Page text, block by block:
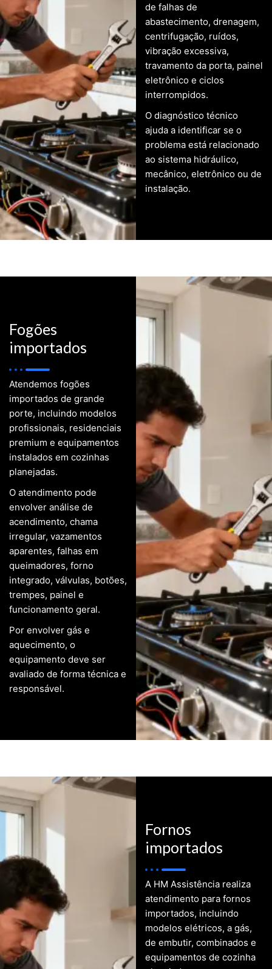
de falhas de
abastecimento, drenagem,
centrifugação, ruídos,
vibração excessiva,
travamento da porta, painel
eletrônico e ciclos
interrompidos.
O diagnóstico técnico
ajuda a identificar se o
problema está relacionado
ao sistema hidráulico,
mecânico, eletrônico ou de
instalação.
Fogões
importados
Atendemos fogões
importados de grande
porte, incluindo modelos
profissionais, residenciais
premium e equipamentos
instalados em cozinhas
planejadas.
O atendimento pode
envolver análise de
acendimento, chama
irregular, vazamentos
aparentes, falhas em
queimadores, forno
integrado, válvulas, botões,
trempes, painel e
funcionamento geral.
Por envolver gás e
aquecimento, o
equipamento deve ser
avaliado de forma técnica e
responsável.
Fornos
importados
A HM Assistência realiza
atendimento para fornos
importados, incluindo
modelos elétricos, a gás,
de embutir, combinados e
equipamentos de cozinha